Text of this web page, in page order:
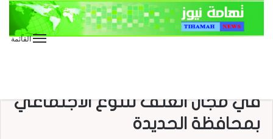
القائمة
في مجال العنف للنوع الاجتماعي
بمحافظة الحديدة